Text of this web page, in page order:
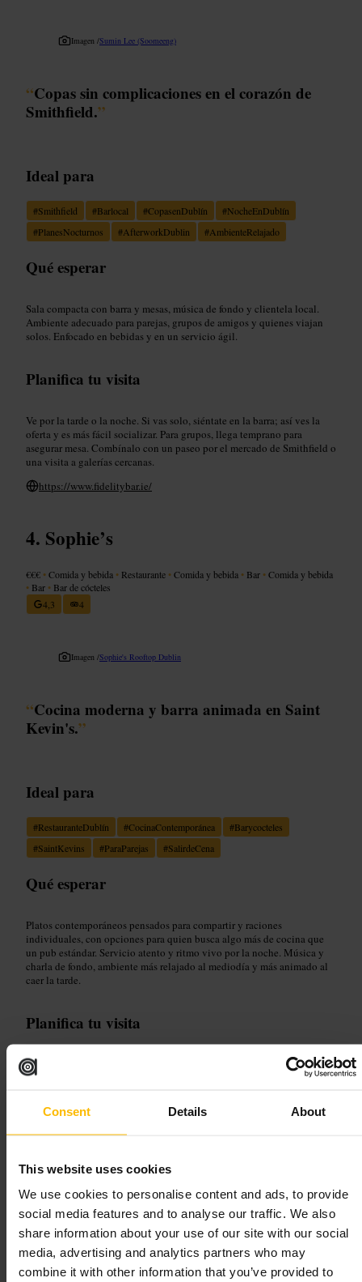
Consent Details About
This website uses cookies
We use cookies to personalise content and ads, to provide
social media features and to analyse our traffic. We also
share information about your use of our site with our social
media, advertising and analytics partners who may
combine it with other information that you’ve provided to
Imagen /Sumin Lee (Soomeeng)
“Copas sin complicaciones en el corazón de
Smithfield.”
Ideal para
#Smithfield #Barlocal #CopasenDublín #NocheEnDublín
#PlanesNocturnos #AfterworkDublin #AmbienteRelajado
Qué esperar
Sala compacta con barra y mesas, música de fondo y clientela local.
Ambiente adecuado para parejas, grupos de amigos y quienes viajan
solos. Enfocado en bebidas y en un servicio ágil.
Planifica tu visita
Ve por la tarde o la noche. Si vas solo, siéntate en la barra; así ves la
oferta y es más fácil socializar. Para grupos, llega temprano para
asegurar mesa. Combínalo con un paseo por el mercado de Smithfield o
una visita a galerías cercanas.
https://www.fidelitybar.ie/
Sophie’s
€€€ •Comida y bebida • Restaurante •Comida y bebida • Bar •Comida y bebida
• Bar • Bar de cócteles
4,3
4
Imagen /Sophie's Rooftop Dublin
“Cocina moderna y barra animada en Saint
Kevin's.”
Ideal para
#RestauranteDublín #CocinaContemporánea #Barycocteles
#SaintKevins #ParaParejas #SalirdeCena
Qué esperar
Platos contemporáneos pensados para compartir y raciones
individuales, con opciones para quien busca algo más de cocina que
un pub estándar. Servicio atento y ritmo vivo por la noche. Música y
charla de fondo, ambiente más relajado al mediodía y más animado al
caer la tarde.
Planifica tu visita
Reserva con antelación si vas por la noche o el fin de semana. Pide una
mesa junto a la ventana si prefieres menos ruido. Llega antes para
informal tras una jornada en la ciudad.
Bonobo, Smithfield
€€•Restauración y bebidas•Restaurante•Restauración y bebidas• Bar
4,6
4,5